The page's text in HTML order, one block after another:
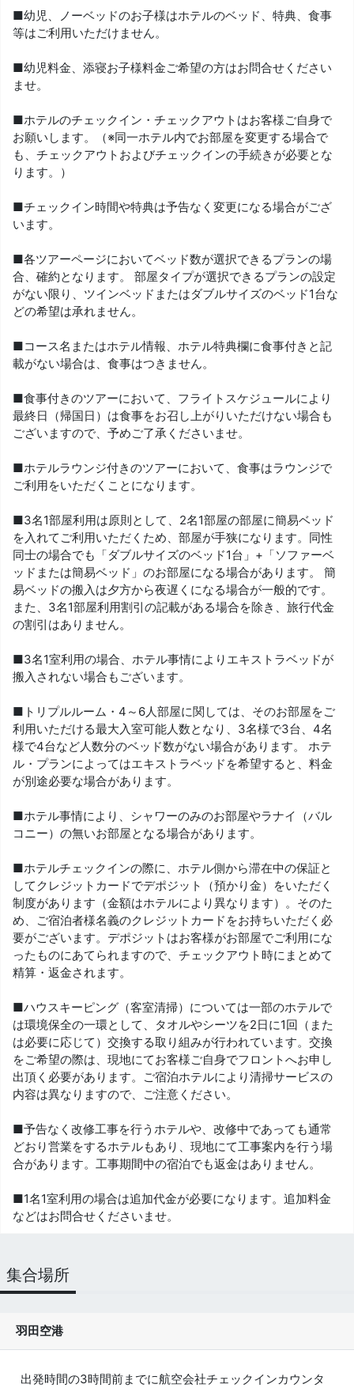
■幼児、ノーベッドのお子様はホテルのベッド、特典、食事
等はご利用いただけません。
■幼児料金、添寝お子様料金ご希望の方はお問合せください
ませ。
■ホテルのチェックイン・チェックアウトはお客様ご自身で
お願いします。（※同一ホテル内でお部屋を変更する場合で
も、チェックアウトおよびチェックインの手続きが必要とな
ります。）
■チェックイン時間や特典は予告なく変更になる場合がござ
います。
■各ツアーページにおいてベッド数が選択できるプランの場
合、確約となります。 部屋タイプが選択できるプランの設定
がない限り、ツインベッドまたはダブルサイズのベッド1台な
どの希望は承れません。
■コース名またはホテル情報、ホテル特典欄に食事付きと記
載がない場合は、食事はつきません。
■食事付きのツアーにおいて、フライトスケジュールにより
最終日（帰国日）は食事をお召し上がりいただけない場合も
ございますので、予めご了承くださいませ。
■ホテルラウンジ付きのツアーにおいて、食事はラウンジで
ご利用をいただくことになります。
■3名1部屋利用は原則として、2名1部屋の部屋に簡易ベッド
を入れてご利用いただくため、部屋が手狭になります。同性
同士の場合でも「ダブルサイズのベッド1台」+「ソファーベ
ッドまたは簡易ベッド」のお部屋になる場合があります。 簡
易ベッドの搬入は夕方から夜遅くになる場合が一般的です。
また、3名1部屋利用割引の記載がある場合を除き、旅行代金
の割引はありません。
■3名1室利用の場合、ホテル事情によりエキストラベッドが
搬入されない場合もございます。
■トリプルルーム・4～6人部屋に関しては、そのお部屋をご
利用いただける最大入室可能人数となり、3名様で3台、4名
様で4台など人数分のベッド数がない場合があります。 ホテ
ル・プランによってはエキストラベッドを希望すると、料金
が別途必要な場合があります。
■ホテル事情により、シャワーのみのお部屋やラナイ（バル
コニー）の無いお部屋となる場合があります。
■ホテルチェックインの際に、ホテル側から滞在中の保証と
してクレジットカードでデポジット（預かり金）をいただく
制度があります（金額はホテルにより異なります）。そのた
め、ご宿泊者様名義のクレジットカードをお持ちいただく必
要がございます。デポジットはお客様がお部屋でご利用にな
ったものにあてられますので、チェックアウト時にまとめて
精算・返金されます。
■ハウスキーピング（客室清掃）については一部のホテルで
は環境保全の一環として、タオルやシーツを2日に1回（また
は必要に応じて）交換する取り組みが行われています。交換
をご希望の際は、現地にてお客様ご自身でフロントへお申し
出頂く必要があります。ご宿泊ホテルにより清掃サービスの
内容は異なりますので、ご注意ください。
■予告なく改修工事を行うホテルや、改修中であっても通常
どおり営業をするホテルもあり、現地にて工事案内を行う場
合があります。工事期間中の宿泊でも返金はありません。
■1名1室利用の場合は追加代金が必要になります。追加料金
などはお問合せくださいませ。
集合場所
羽田空港
出発時間の3時間前までに航空会社チェックインカウンタ